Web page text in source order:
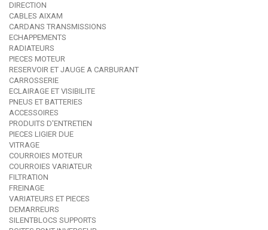
DIRECTION
CABLES AIXAM
CARDANS TRANSMISSIONS
ECHAPPEMENTS
RADIATEURS
PIECES MOTEUR
RESERVOIR ET JAUGE A CARBURANT
CARROSSERIE
ECLAIRAGE ET VISIBILITE
PNEUS ET BATTERIES
ACCESSOIRES
PRODUITS D'ENTRETIEN
PIECES LIGIER DUE
VITRAGE
COURROIES MOTEUR
COURROIES VARIATEUR
FILTRATION
FREINAGE
VARIATEURS ET PIECES
DEMARREURS
SILENTBLOCS SUPPORTS